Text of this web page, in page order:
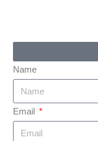
Name
Email